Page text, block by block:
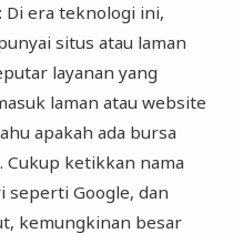
Di era teknologi ini,
situs atau laman
layanan yang
laman atau website
apakah ada bursa
Cukup ketikkan nama
seperti Google, dan
kemungkinan besar